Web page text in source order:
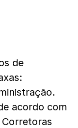
de
acordo com